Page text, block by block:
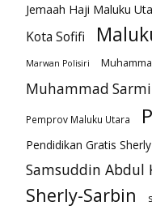
Jemaah Haji Maluku
Kota Sofifi
Marwan Polisiri
Muhammad
Pemprov Maluku Utara
Pendidikan Gratis
Samsuddin Abdul
Sherly-Sarbin